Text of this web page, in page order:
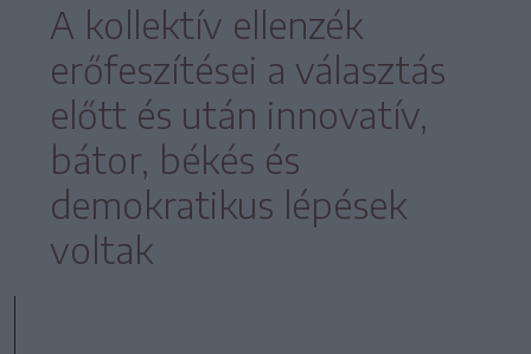
A kollektív ellenzék
erőfeszítései a választás
előtt és után innovatív,
bátor, békés és
demokratikus lépések
voltak